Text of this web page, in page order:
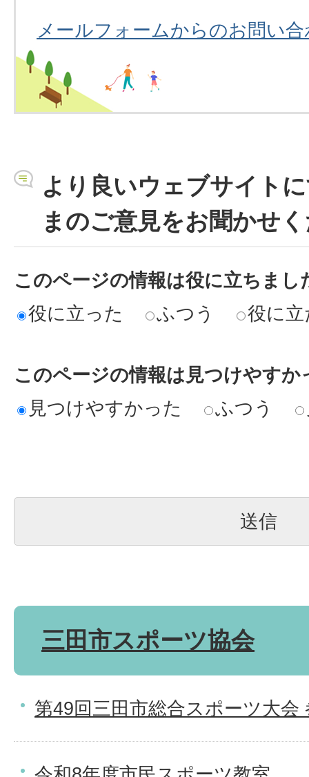
メールフォームからのお問い
より良いウェブサイト
まのご意見をお聞かせ
このページの情報は役に立ちまし
役に立った
ふつう 役に
このページの情報は見つけやすか
見つけやすかった
ふつう
三田市スポーツ協会
第49回三田市総合スポーツ大会